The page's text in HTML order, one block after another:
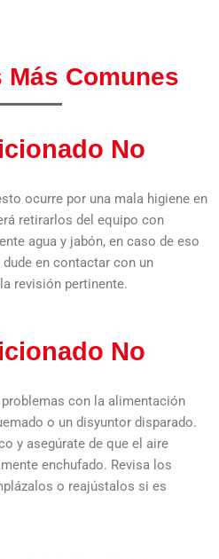
Más Comunes
No
ocurre por una mala higiene en
retirarlos del equipo con
agua y jabón, en caso de eso
en contactar con un
revisión pertinente.
No
con la alimentación
o un disyuntor disparado.
y asegúrate de que el aire
enchufado. Revisa los
o reajústalos si es